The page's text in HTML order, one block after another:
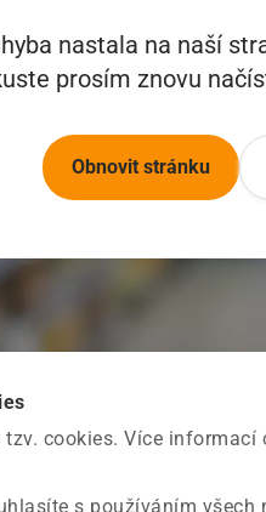
cookies. Více
s používáním
nastala na naší
prosím znovu
Obnovit stránku